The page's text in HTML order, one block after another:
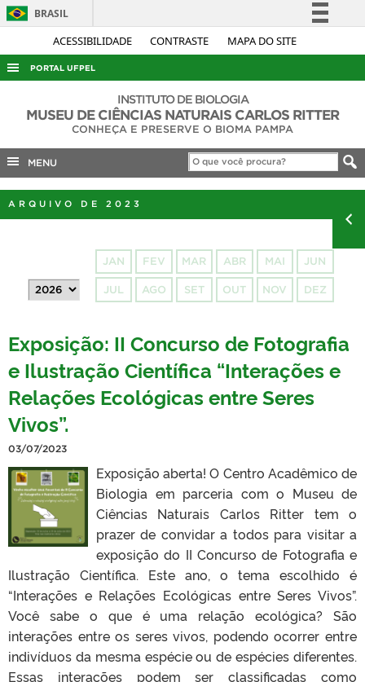
ACESSIBILIDADE CONTRASTE MAPA DO SITE
BRASIL
Simplifique!
Acesso à informação
Legislação
Canais
PORTAL UFPEL
ACESSO À INFORMAÇÃO
COBALTO
CONCURSOS
EDITAIS
PORTARIAS
INSTITUTO DE BIOLOGIA
MUSEU DE CIÊNCIAS NATURAIS CARLOS RITTER
CONHEÇA E PRESERVE O BIOMA PAMPA
MENU
ARQUIVO DE 2023
JAN FEV MAR ABR MAI JUN
JUL AGO SET OUT NOV DEZ
Exposição: II Concurso de Fotografia
e Ilustração Científica “Interações e
Relações Ecológicas entre Seres
Vivos”.
03/07/2023
Exposição aberta! O Centro Acadêmico de
Biologia em parceria com o Museu de
Ciências Naturais Carlos Ritter tem o
prazer de convidar a todos para visitar a
exposição do II Concurso de Fotografia e
Ilustração Científica. Este ano, o tema escolhido é
“Interações e Relações Ecológicas entre Seres Vivos”.
Você sabe o que é uma relação ecológica? São
interações entre os seres vivos, podendo ocorrer entre
indivíduos da mesma espécie ou de espécies diferentes.
Essas interações podem ser classificadas como